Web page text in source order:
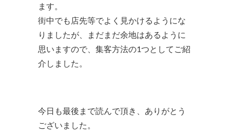
ます。
街中でも店先等でよく見かけるようにな
りましたが、まだまだ余地はあるように
思いますので、集客方法の1つとしてご紹
介しました。
今日も最後まで読んで頂き、ありがとう
ございました。